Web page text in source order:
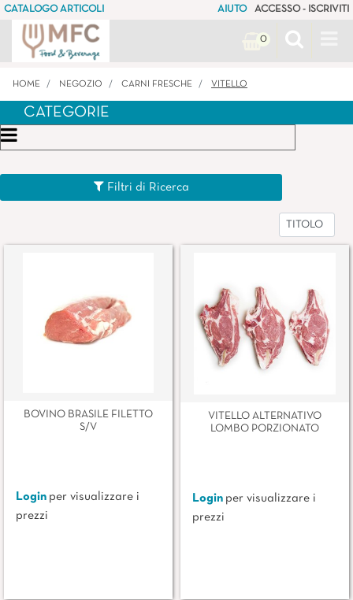
CATALOGO ARTICOLI AIUTO ACCESSO - ISCRIVITI
0
HOME NEGOZIO CARNI FRESCHE VITELLO
CATEGORIE
Open menu
Filtri di Ricerca
BOVINO BRASILE FILETTO
S/V
Login per visualizzare i
prezzi
VITELLO ALTERNATIVO
LOMBO PORZIONATO
Login per visualizzare i
prezzi